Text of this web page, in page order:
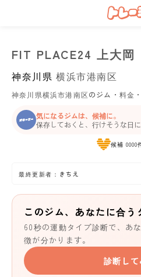
FIT PLACE24 上大岡
神奈川県 横浜市港南区
神奈川県横浜市港南区のジム・料金
気になるジムは、候補に。
保存しておくと、行けそうな日
候補 0000
最終更新者：きちえ
このジム、あなたに合う
60秒の運動タイプ診断で、あ
徴が分かります。
診断して